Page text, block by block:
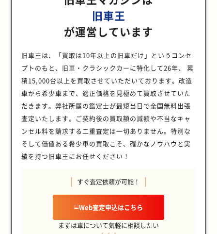
旧車王
が運営しています
旧車王は、「買取は10年以上の旧車だけ」というコンセ
プトのもと、旧車・クラシックカーに特化して26年、 累
積15,000台以上を買取させていただいております。改造
車から希少車まで、適正価格を見極めて買取させていた
だきます。弊社所属の鑑定士が最短当日で全国無料出張
査定いたします。ご契約後の買取額の減額や不当なキャ
ンセル料を請求する二重査定は一切ありません。特別な
そして価値ある希少車の買取こそ、確かなノウハウと実
績を持つ旧車王にお任せください！
すぐ査定依頼が可能！
Web査定申込はこちら
まずは車について気軽に相談したい